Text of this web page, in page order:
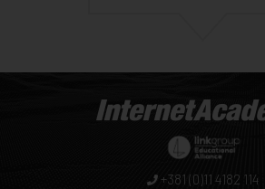
+381 (0)11 4182 114